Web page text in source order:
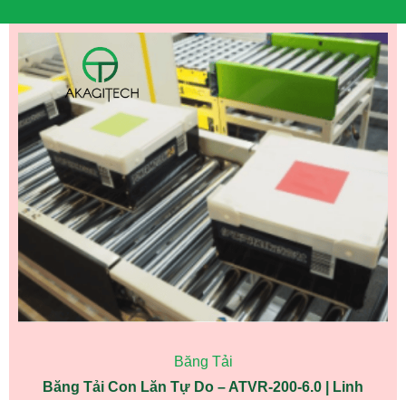
Băng Tải
Băng Tải Con Lăn Tự Do – ATVR-200-6.0 | Linh